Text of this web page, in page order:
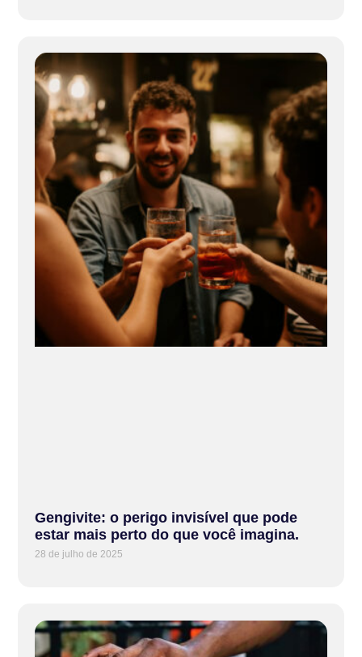
Gengivite: o perigo invisível que pode
estar mais perto do que você imagina.
28 de julho de 2025